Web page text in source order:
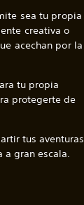
sea tu propia
creativa o
acechan por la
tu propia
protegerte de
tus aventuras
a gran escala.